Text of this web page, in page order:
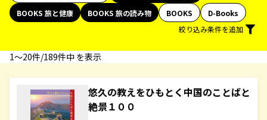
BOOKS 旅と健康
BOOKS 旅の読み物 BOOKS
D-Books
絞り込み条件を追加
1〜20件/189件中 を表示
悠久の教えをひもとく中国のことばと
絶景１００